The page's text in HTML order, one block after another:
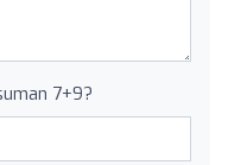
7+9?